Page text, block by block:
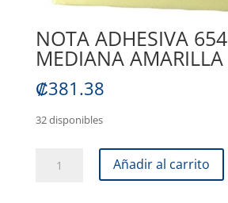
NOTA ADHESIVA
MEDIANA
₡381.38
32 disponibles
Añadir al carrito